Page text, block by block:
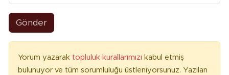
Gönder
Yorum yazarak topluluk kurallarımızı kabul etmiş
bulunuyor ve tüm sorumluluğu üstleniyorsunuz. Yazılan